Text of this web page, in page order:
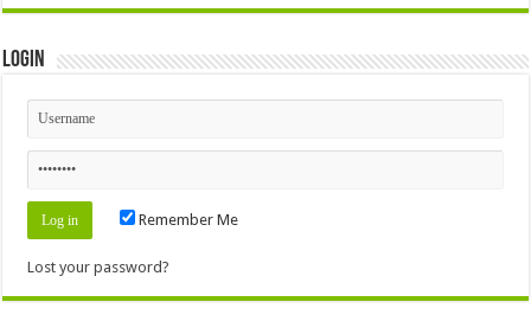
Login
Remember Me
Lost your password?